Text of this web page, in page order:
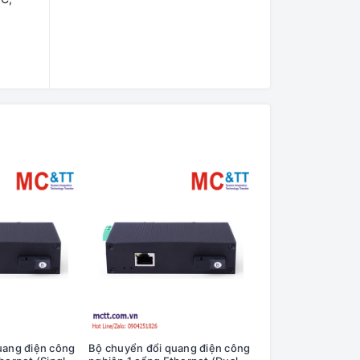
điện công
Bộ chuyển đổi quang điện công